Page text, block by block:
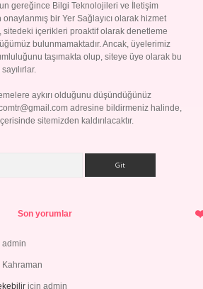
gereğince Bilgi Teknolojileri ve İletişim
bir Yer Sağlayıcı olarak hizmet
sitedeki içerikleri proaktif olarak denetleme
bulunmamaktadır. Ancak, üyelerimiz
taşımakta olup, siteye üye olarak bu
aykırı olduğunu düşündüğünüz
adresine bildirmeniz halinde,
sitemizden kaldırılacaktır.
Son yorumlar
admin
Kahraman
için admin